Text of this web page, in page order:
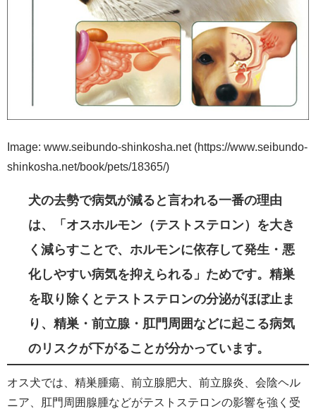
Image: www.seibundo-shinkosha.net (https://www.seibundo-
shinkosha.net/book/pets/18365/)
犬の去勢で病気が減ると言われる一番の理由
は、「オスホルモン（テストステロン）を大き
く減らすことで、ホルモンに依存して発生・悪
化しやすい病気を抑えられる」ためです。精巣
を取り除くとテストステロンの分泌がほぼ止ま
り、精巣・前立腺・肛門周囲などに起こる病気
のリスクが下がることが分かっています。
オス犬では、精巣腫瘍、前立腺肥大、前立腺炎、会陰ヘル
ニア、肛門周囲腺腫などがテストステロンの影響を強く受